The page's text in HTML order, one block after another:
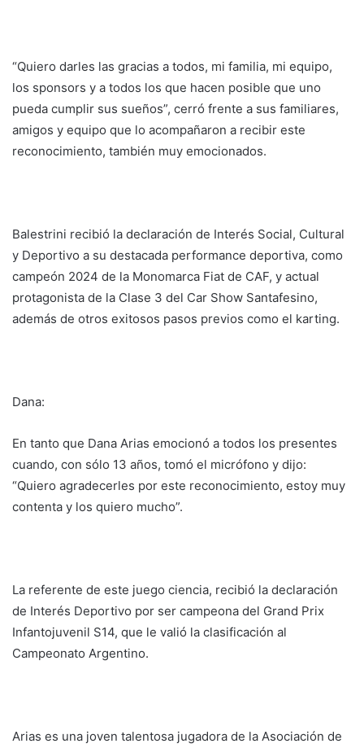
“Quiero darles las gracias a todos, mi familia, mi equipo,
los sponsors y a todos los que hacen posible que uno
pueda cumplir sus sueños”, cerró frente a sus familiares,
amigos y equipo que lo acompañaron a recibir este
reconocimiento, también muy emocionados.
Balestrini recibió la declaración de Interés Social, Cultural
y Deportivo a su destacada performance deportiva, como
campeón 2024 de la Monomarca Fiat de CAF, y actual
protagonista de la Clase 3 del Car Show Santafesino,
además de otros exitosos pasos previos como el karting.
Dana:
En tanto que Dana Arias emocionó a todos los presentes
cuando, con sólo 13 años, tomó el micrófono y dijo:
“Quiero agradecerles por este reconocimiento, estoy muy
contenta y los quiero mucho”.
La referente de este juego ciencia, recibió la declaración
de Interés Deportivo por ser campeona del Grand Prix
Infantojuvenil S14, que le valió la clasificación al
Campeonato Argentino.
Arias es una joven talentosa jugadora de la Asociación de